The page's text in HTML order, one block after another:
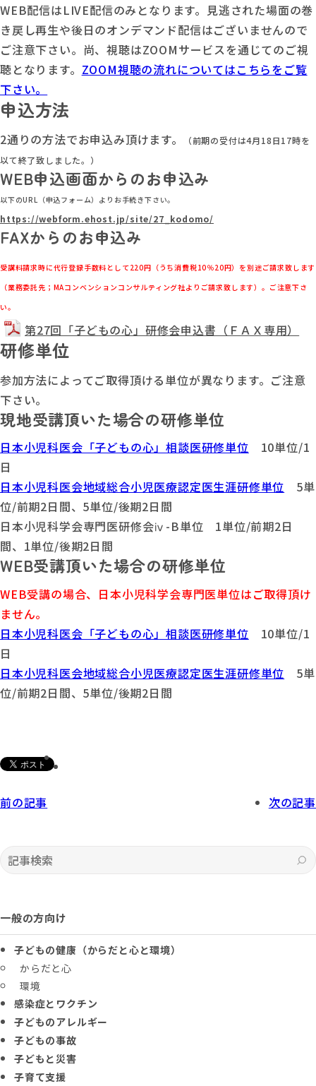
WEB配信はLIVE配信のみとなります。見逃された場面の巻
き戻し再生や後日のオンデマンド配信はございませんので
ご注意下さい。尚、視聴はZOOMサービスを通じてのご視
聴となります。 ZOOM視聴の流れについてはこちらをご覧
下さい。
申込方法
2通りの方法でお申込み頂けます。
（前期の受付は4月18日17時を
以て終了致しました。）
WEB申込画面からのお申込み
以下のURL（申込フォーム）よりお手続き下さい。
https://webform.ehost.jp/site/27_kodomo/
FAXからのお申込み
受講料請求時に代行登録手数料として220円（うち消費税10％20円）を別途ご請求致します
（業務委託先；MAコンベンションコンサルティング社よりご請求致します）。ご注意下さ
い。
第27回「子どもの心」研修会申込書（ＦＡＸ専用）
研修単位
参加方法によってご取得頂ける単位が異なります。ご注意
下さい。
現地受講頂いた場合の研修単位
日本小児科医会「子どもの心」相談医研修単位 10単位/1
日
日本小児科医会地域総合小児医療認定医生涯研修単位 5単
位/前期2日間、5単位/後期2日間
日本小児科学会専門医研修会ⅳ-B単位 1単位/前期2日
間、1単位/後期2日間
WEB受講頂いた場合の研修単位
WEB受講の場合、日本小児科学会専門医単位はご取得頂け
ません。
日本小児科医会「子どもの心」相談医研修単位 10単位/1
日
日本小児科医会地域総合小児医療認定医生涯研修単位 5単
位/前期2日間、5単位/後期2日間
前の記事 次の記事
記事検索
一般の方向け
子どもの健康（からだと心と環境）
からだと心
環境
感染症とワクチン
子どものアレルギー
子どもの事故
子どもと災害
子育て支援